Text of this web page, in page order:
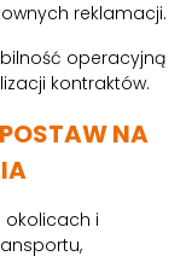
reklamacji.
operacyjną
kontraktów.
NA
okolicach i